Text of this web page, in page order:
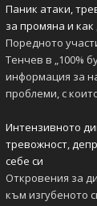
Паник атаки,
за промяна и как
Поредното
Тенчев в „100%
информация за
проблеми, с
Интензивното
тревожност,
себе си
Откровения за
към изгубеното